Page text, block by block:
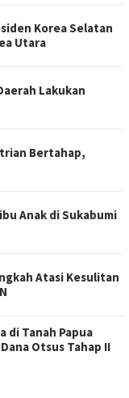
Korea Selatan
Utara
Lakukan
Bertahap,
Anak di Sukabumi
Atasi Kesulitan
di Tanah Papua
Otsus Tahap II